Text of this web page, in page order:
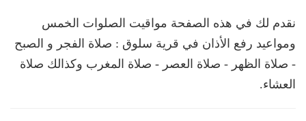
نقدم لك في هذه الصفحة مواقيت الصلوات الخمس
ومواعيد رفع الأذان في قرية سلوق : صلاة الفجر و الصبح
- صلاة الظهر - صلاة العصر - صلاة المغرب وكذالك صلاة
العشاء.